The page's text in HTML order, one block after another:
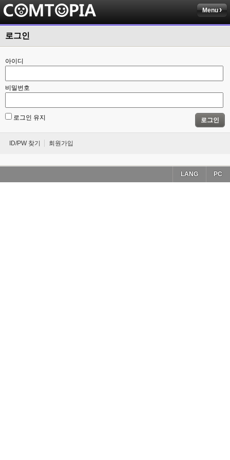
Menu
로그인
아이디
비밀번호
로그인 유지 로그인
ID/PW 찾기 회원가입
PC
LANG